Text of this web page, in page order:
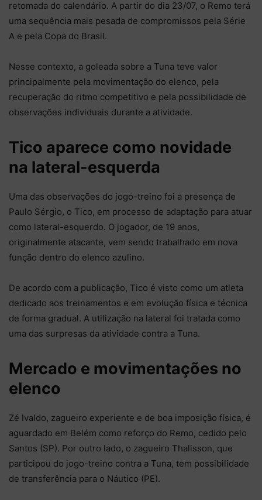
retomada do calendário. A partir do dia 23/07, o Remo terá
uma sequência mais pesada de compromissos pela Série
A e pela Copa do Brasil.
Nesse contexto, a goleada sobre a Tuna teve valor
principalmente pela movimentação do elenco, pela
recuperação do ritmo competitivo e pela possibilidade de
observações individuais durante a atividade.
Tico aparece como novidade
na lateral-esquerda
Uma das observações do jogo-treino foi a presença de
Paulo Sérgio, o Tico, em processo de adaptação para atuar
como lateral-esquerdo. O jogador, de 19 anos,
originalmente atacante, vem sendo trabalhado em nova
função dentro do elenco azulino.
De acordo com a publicação, Tico é visto como um atleta
dedicado aos treinamentos e em evolução física e técnica
de forma gradual. A utilização na lateral foi tratada como
uma das surpresas da atividade contra a Tuna.
Mercado e movimentações no
elenco
Zé Ivaldo, zagueiro experiente e de boa imposição física, é
aguardado em Belém como reforço do Remo, cedido pelo
Santos (SP). Por outro lado, o zagueiro Thalisson, que
participou do jogo-treino contra a Tuna, tem possibilidade
de transferência para o Náutico (PE).